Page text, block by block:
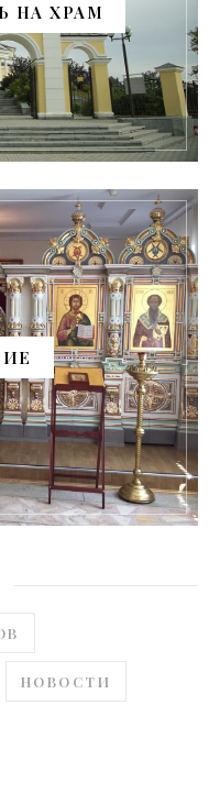
НА ХРАМ
НОВОСТИ